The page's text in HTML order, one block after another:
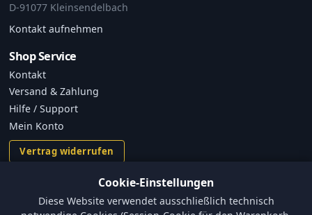
D-91077 Kleinsendelbach
Kontakt aufnehmen
Shop Service
Kontakt
Versand & Zahlung
Hilfe / Support
Mein Konto
Vertrag widerrufen
Versand und Zahlungsbedingungen
Cookie-Einstellungen
Diese Website verwendet ausschließlich technisch